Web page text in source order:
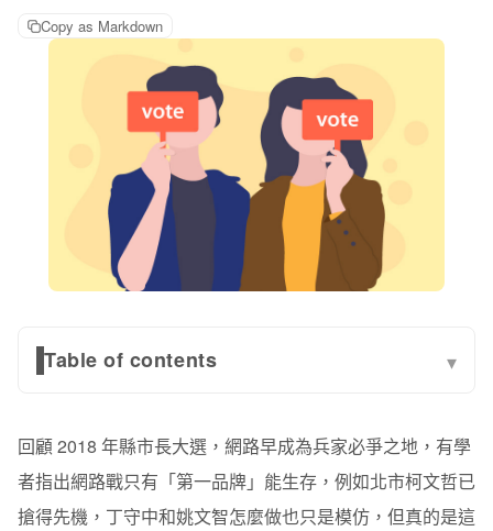
Copy as Markdown
Table of contents ▾
2 行銷人請注意：來偷學這位政治人物的電子報
2.1 網站分眾：設計「具有象徵意義」的訂閱表單
回顧2018 年縣市長大選，網路早成為兵家必爭之地，有學
者指出網路戰只有「第一品牌」能生存，例如北市柯文哲已
搶得先機，丁守中和姚文智怎麼做也只是模仿，但真的是這